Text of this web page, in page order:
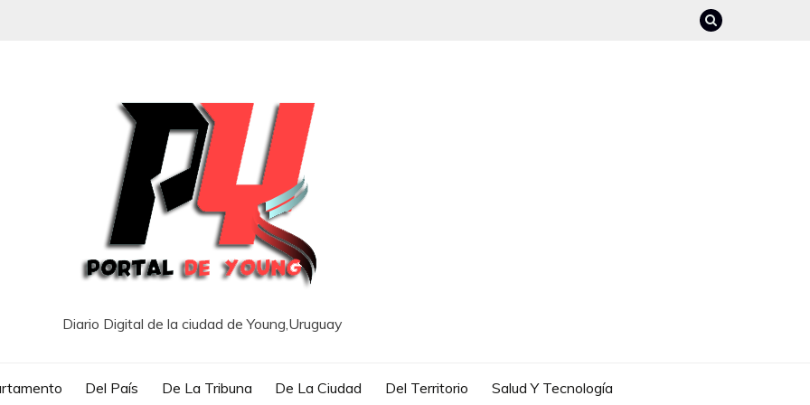
Diario Digital de la ciudad de Young,Uruguay
Del País De La Tribuna De La Ciudad Del Territorio Salud Y Tecnología